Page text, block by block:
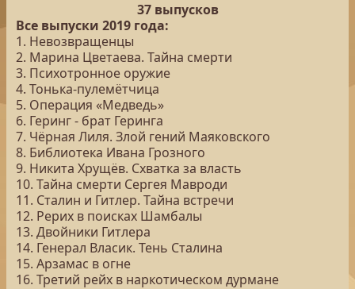
37 выпусков
Все выпуски 2019 года:
1. Невозвращенцы
2. Марина Цветаева. Тайна смерти
3. Психотронное оружие
4. Тонька-пулемётчица
5. Операция «Медведь»
6. Геринг - брат Геринга
7. Чёрная Лиля. Злой гений Маяковского
8. Библиотека Ивана Грозного
9. Никита Хрущёв. Схватка за власть
10. Тайна смерти Сергея Мавроди
11. Сталин и Гитлер. Тайна встречи
12. Рерих в поисках Шамбалы
13. Двойники Гитлера
14. Генерал Власик. Тень Сталина
15. Арзамас в огне
16. Третий рейх в наркотическом дурмане